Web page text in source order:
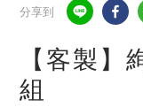
分享到
【客製
組